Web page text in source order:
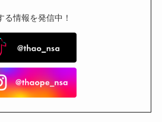
る情報を発信中！